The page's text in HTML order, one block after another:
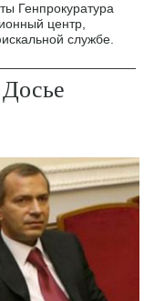
Генпрокуратура
центр,
службе.